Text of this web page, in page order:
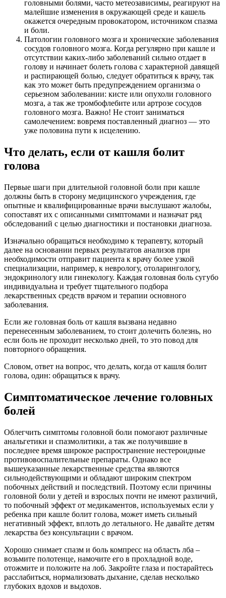
головными болями, часто метеозависимы, реагируют на
малейшие изменения в окружающей среде и кашель
окажется очередным провокатором, источником спазма
и боли.
Патологии головного мозга и хронические заболевания
сосудов головного мозга. Когда регулярно при кашле и
отсутствии каких-либо заболеваний сильно отдает в
голову и начинает болеть голова с характерной давящей
и распирающей болью, следует обратиться к врачу, так
как это может быть предупреждением организма о
серьезном заболевании: кисте или опухоли головного
мозга, а так же тромбофлебите или артрозе сосудов
головного мозга. Важно! Не стоит заниматься
самолечением: вовремя поставленный диагноз — это
уже половина пути к исцелению.
Что делать, если от кашля болит
голова
Первые шаги при длительной головной боли при кашле
должны быть в сторону медицинского учреждения, где
опытные и квалифицированные врачи выслушают жалобы,
сопоставят их с описанными симптомами и назначат ряд
обследований с целью диагностики и постановки диагноза.
Изначально обращаться необходимо к терапевту, который
далее на основании первых результатов анализов при
необходимости отправит пациента к врачу более узкой
специализации, например, к неврологу, отоларингологу,
эндокринологу или гинекологу. Каждая головная боль сугубо
индивидуальна и требует тщательного подбора
лекарственных средств врачом и терапии основного
заболевания.
Если же головная боль от кашля вызвана недавно
перенесенным заболеванием, то стоит долечить болезнь, но
если боль не проходит несколько дней, то это повод для
повторного обращения.
Словом, ответ на вопрос, что делать, когда от кашля болит
голова, один: обращаться к врачу.
Симптоматическое лечение головных
болей
Облегчить симптомы головной боли помогают различные
анальгетики и спазмолитики, а так же получившие в
последнее время широкое распространение нестероидные
противовоспалительные препараты. Однако все
вышеуказанные лекарственные средства являются
сильнодействующими и обладают широким спектром
побочных действий и последствий. Поэтому если причины
головной боли у детей и взрослых почти не имеют различий,
то побочный эффект от медикаментов, используемых если у
ребенка при кашле болит голова, может иметь сильный
негативный эффект, вплоть до летального. Не давайте детям
лекарства без консультации с врачом.
Хорошо снимает спазм и боль компресс на область лба –
возьмите полотенце, намочите его в прохладной воде,
отожмите и положите на лоб. Закройте глаза и постарайтесь
расслабиться, нормализовать дыхание, сделав несколько
глубоких вдохов и выдохов.